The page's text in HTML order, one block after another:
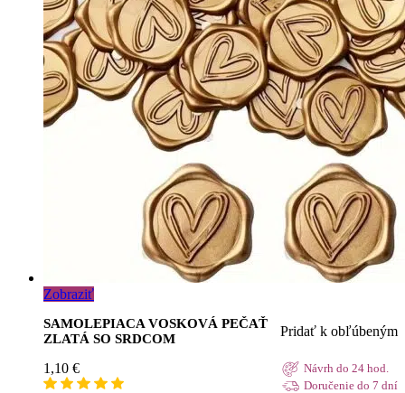
Zobraziť
SAMOLEPIACA VOSKOVÁ PEČAŤ
ZLATÁ SO SRDCOM
Pridať k obľúbeným
1,10 €
Návrh do 24 hod.
Doručenie do 7 dní